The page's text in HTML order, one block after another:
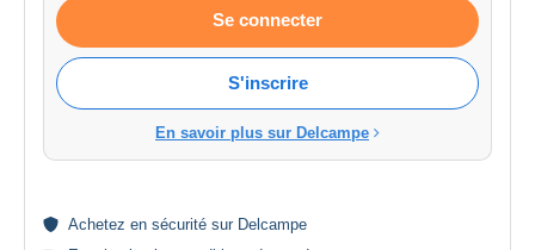
Se connecter
S'inscrire
En savoir plus sur Delcampe
Achetez en sécurité sur Delcampe